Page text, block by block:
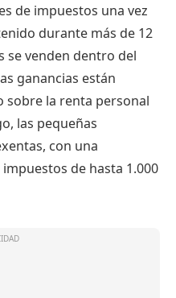
de impuestos una vez
durante más de 12
se venden dentro del
ganancias están
sobre la renta personal
las pequeñas
con una
de hasta 1.000